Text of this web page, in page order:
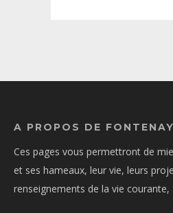
A PROPOS DE
Ces pages vous permettront de
et ses hameaux, leur vie, leurs
renseignements de la vie courante,